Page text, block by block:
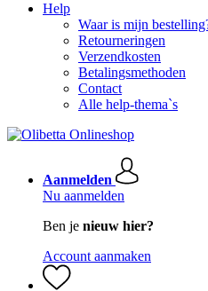
Help
Waar is mijn
Retourneringen
Verzendkosten
Betalingsmethoden
Contact
Alle help-thema`s
Aanmelden
Nu aanmelden
Ben je nieuw hier?
Account aanmaken